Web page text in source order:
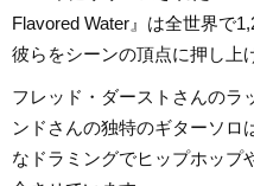
Flavored Water』は全世界で
彼らをシーンの頂点に押し上
フレッド・ダーストさんのラ
ンドさんの独特のギターソロ
なドラミングでヒップホップ